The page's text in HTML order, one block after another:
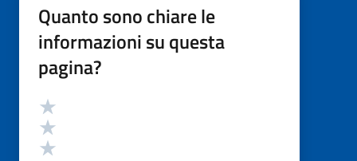
Quanto sono chiare le
informazioni su questa
pagina?
Valutazione